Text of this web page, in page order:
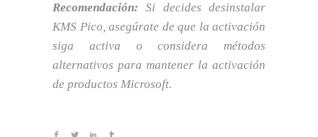
Recomendación: Si decides desinstalar
KMS Pico, asegúrate de que la activación
siga activa o considera métodos
alternativos para mantener la activación
de productos Microsoft.